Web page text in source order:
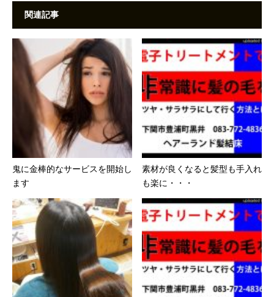
関連記事
鬼に金棒的なサービスを開始し
ます
素材が良くなると髪型も手入れ
も楽に・・・